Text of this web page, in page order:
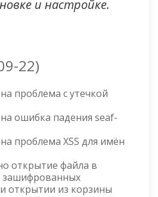
и настройке.
22)
проблема с утечкой
ошибка падения seaf-
проблема XSS для имён
открытие файла в
зашифрованных
открытии из корзины